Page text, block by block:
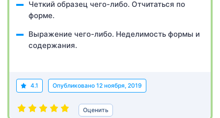
Четкий образец чего-либо. Отчитаться по
форме.
Выражение чего-либо. Неделимость формы и
содержания.
4.1 Опубликовано 12 ноября, 2019
Оценить